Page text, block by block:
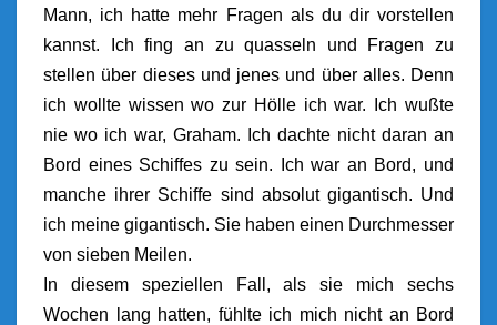
Mann, ich hatte mehr Fragen als du dir vorstellen
kannst. Ich fing an zu quasseln und Fragen zu
stellen über dieses und jenes und über alles. Denn
ich wollte wissen wo zur Hölle ich war. Ich wußte
nie wo ich war, Graham. Ich dachte nicht daran an
Bord eines Schiffes zu sein. Ich war an Bord, und
manche ihrer Schiffe sind absolut gigantisch. Und
ich meine gigantisch. Sie haben einen Durchmesser
von sieben Meilen.
In diesem speziellen Fall, als sie mich sechs
Wochen lang hatten, fühlte ich mich nicht an Bord